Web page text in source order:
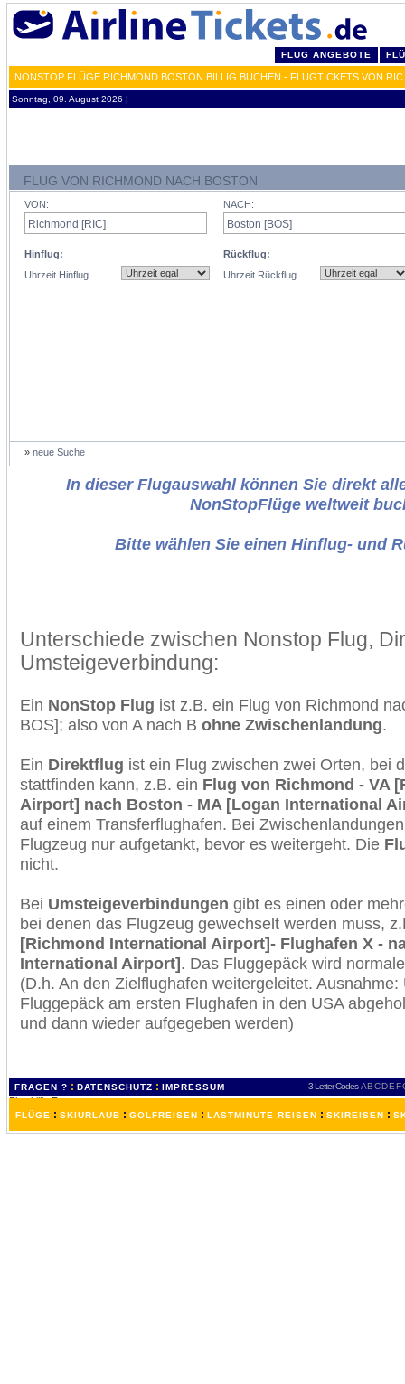
FLUG ANGEBOTE
NONSTOP FLÜGE RICHMOND BOSTON BILLIG BUCHEN - FLUGTICKETS VON
Sonntag, 09. August 2026 ¦
FLUG VON RICHMOND NACH BOSTON
VON:
Hinflug:
Uhrzeit Hinflug
NACH:
Rückflug:
Uhrzeit Rückflug
» neue Suche
In dieser Flugauswahl können Sie direkt
NonStopFlüge weltweit
Bitte wählen Sie einen Hinflug- und
Unterschiede zwischen Nonstop Flug,
Umsteigeverbindung:
Ein NonStop Flug ist z.B. ein Flug von Richmond
BOS]; also von A nach B ohne Zwischenlandung.
Ein Direktflug ist ein Flug zwischen zwei Orten, bei
stattfinden kann, z.B. ein Flug von Richmond - VA
Airport] nach Boston - MA [Logan International
auf einem Transferflughafen. Bei
Flugzeug nur aufgetankt, bevor es weitergeht. Die
nicht.
Bei Umsteigeverbindungen gibt es einen oder
bei denen das Flugzeug gewechselt werden muss,
[Richmond International Airport]- Flughafen X -
International Airport]. Das Fluggepäck wird
(D.h. An den Zielflughafen weitergeleitet.
Fluggepäck am ersten Flughafen in den USA
und dann wieder aufgegeben werden)
FRAGEN ? : DATENSCHUTZ : IMPRESSUM 3 Letter-Codes ABCDEF
FLÜGE : SKIURLAUB : GOLFREISEN : LASTMINUTE REISEN : SKIREISEN :